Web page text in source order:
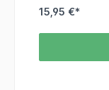
15,95 €*